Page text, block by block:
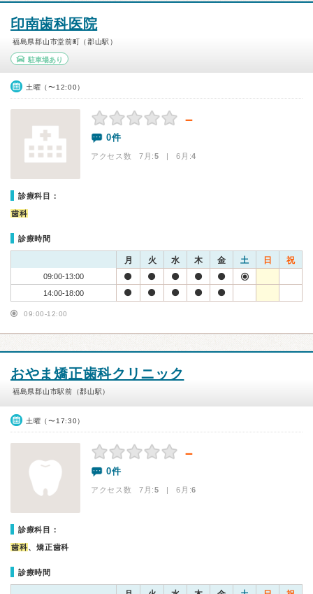
印南歯科医院
福島県郡山市堂前町（郡山駅）
駐車場あり
土曜（〜12:00）
－
0件
アクセス数 7月:5 | 6月:4
診療科目：
歯科
診療時間
月 火 水 木 金 土 日 祝
09:00-13:00
14:00-18:00
09:00-12:00
おやま矯正歯科クリニック
福島県郡山市駅前（郡山駅）
土曜（〜17:30）
－
0件
アクセス数 7月:5 | 6月:6
診療科目：
歯科、矯正歯科
診療時間